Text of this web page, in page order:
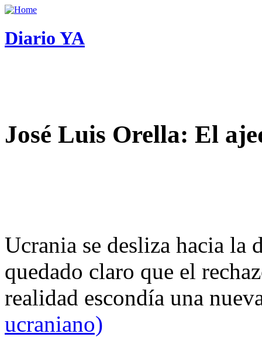
Diario YA
José Luis Orella: El
Ucrania se desliza hacia
quedado claro que el
realidad escondía una
ucraniano)